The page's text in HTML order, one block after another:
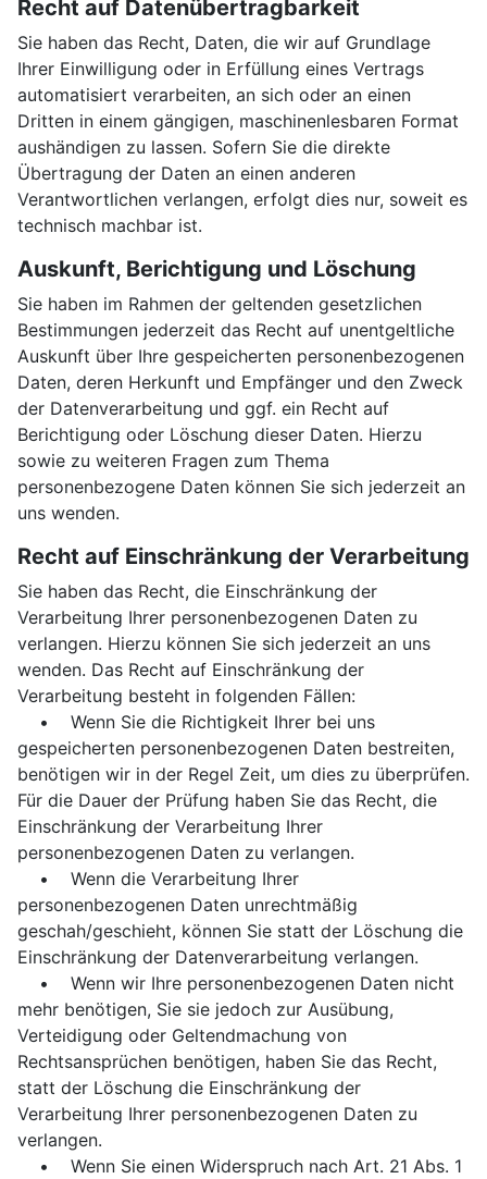
Recht auf Daten­übertrag­barkeit
Sie haben das Recht, Daten, die wir auf Grundlage
Ihrer Einwilligung oder in Erfüllung eines Vertrags
automatisiert verarbeiten, an sich oder an einen
Dritten in einem gängigen, maschinenlesbaren Format
aushändigen zu lassen. Sofern Sie die direkte
Übertragung der Daten an einen anderen
Verantwortlichen verlangen, erfolgt dies nur, soweit es
technisch machbar ist.
Auskunft, Berichtigung und Löschung
Sie haben im Rahmen der geltenden gesetzlichen
Bestimmungen jederzeit das Recht auf unentgeltliche
Auskunft über Ihre gespeicherten personenbezogenen
Daten, deren Herkunft und Empfänger und den Zweck
der Datenverarbeitung und ggf. ein Recht auf
Berichtigung oder Löschung dieser Daten. Hierzu
sowie zu weiteren Fragen zum Thema
personenbezogene Daten können Sie sich jederzeit an
uns wenden.
Recht auf Einschränkung der Verarbeitung
Sie haben das Recht, die Einschränkung der
Verarbeitung Ihrer personenbezogenen Daten zu
verlangen. Hierzu können Sie sich jederzeit an uns
wenden. Das Recht auf Einschränkung der
Verarbeitung besteht in folgenden Fällen:
• Wenn Sie die Richtigkeit Ihrer bei uns
gespeicherten personenbezogenen Daten bestreiten,
benötigen wir in der Regel Zeit, um dies zu überprüfen.
Für die Dauer der Prüfung haben Sie das Recht, die
Einschränkung der Verarbeitung Ihrer
personenbezogenen Daten zu verlangen.
• Wenn die Verarbeitung Ihrer
personenbezogenen Daten unrechtmäßig
geschah/geschieht, können Sie statt der Löschung die
Einschränkung der Datenverarbeitung verlangen.
• Wenn wir Ihre personenbezogenen Daten nicht
mehr benötigen, Sie sie jedoch zur Ausübung,
Verteidigung oder Geltendmachung von
Rechtsansprüchen benötigen, haben Sie das Recht,
statt der Löschung die Einschränkung der
Verarbeitung Ihrer personenbezogenen Daten zu
verlangen.
• Wenn Sie einen Widerspruch nach Art. 21 Abs. 1